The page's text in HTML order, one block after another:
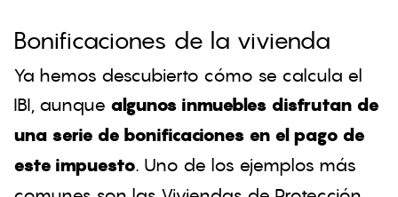
Bonificaciones de la vivienda
Ya hemos descubierto cómo se calcula el
IBI, aunque algunos inmuebles disfrutan de
una serie de bonificaciones en el pago de
este impuesto. Uno de los ejemplos más